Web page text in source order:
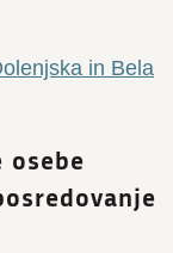
in Bela